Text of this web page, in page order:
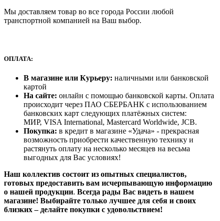
Мы доставляем товар во все города России любой
транспортной компанией на Ваш выбор.
ОПЛАТА:
В магазине или Курьеру: наличными или банковской
картой
На сайте: онлайн с помощью банковской карты. Оплата
происходит через ПАО СБЕРБАНК с использованием
банковских карт следующих платёжных систем:
МИР, VISA International, Mastercard Worldwide, JCB.
Покупка: в кредит в магазине «Удача» - прекрасная
возможность приобрести качественную технику и
растянуть оплату на несколько месяцев на весьма
выгодных для Вас условиях!
Наш коллектив состоит из опытных специалистов,
готовых предоставить вам исчерпывающую информацию
о нашей продукции. Всегда рады Вас видеть в нашем
магазине! Выбирайте только лучшее для себя и своих
близких – делайте покупки с удовольствием!